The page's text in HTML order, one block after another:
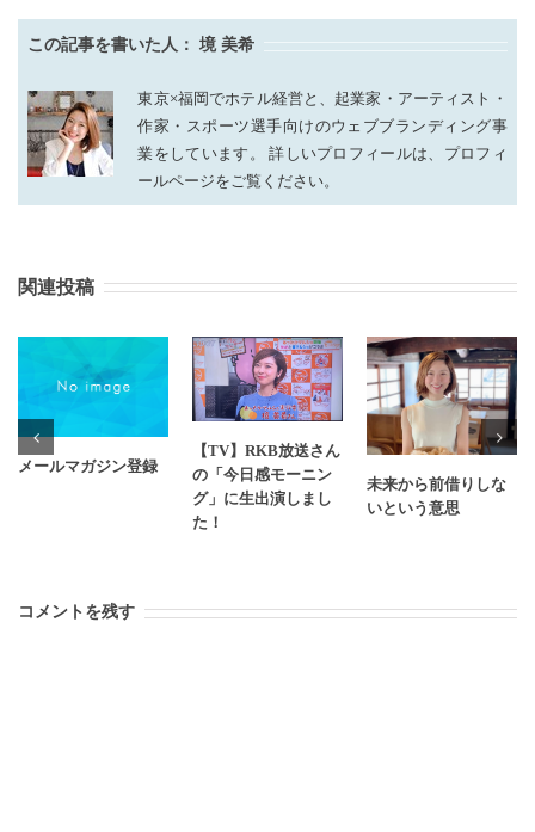
この記事を書いた人：境 美希
東京×福岡でホテル経営と、起業家・アーティスト・
作家・スポーツ選手向けのウェブブランディング事
業をしています。 詳しいプロフィールは、プロフィ
ールページをご覧ください。
関連投稿
メールマガジン登録
【TV】RKB放送さん
の「今日感モーニン
グ」に生出演しまし
た！
未来から前借りしな
いという意思
コメントを残す